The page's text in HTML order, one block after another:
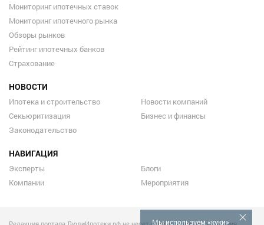
Мы используем «куки»
Мониторинг ипотечных ставок
Мониторинг ипотечного рынка
Обзоры рынков
Рейтинг ипотечных банков
Страхование
НОВОСТИ
Ипотека и строительство
Секьюритизация
Законодательство
Новости компаний
Бизнес и финансы
НАВИГАЦИЯ
Эксперты
Компании
Блоги
Мероприятия